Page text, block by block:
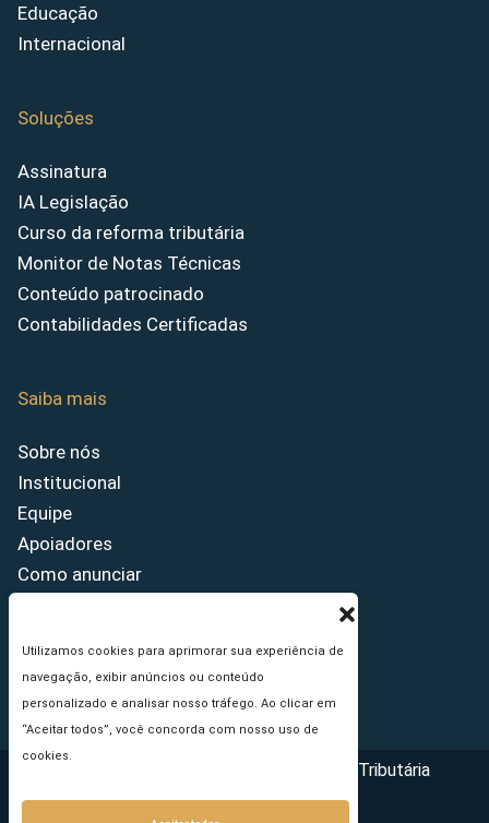
Utilizamos cookies para aprimorar sua experiência de
navegação, exibir anúncios ou conteúdo
personalizado e analisar nosso tráfego. Ao clicar em
“Aceitar todos”, você concorda com nosso uso de
cookies.
Educação
Internacional
Soluções
Assinatura
IA Legislação
Curso da reforma tributária
Monitor de Notas Técnicas
Conteúdo patrocinado
Contabilidades Certificadas
Saiba mais
Sobre nós
Institucional
Equipe
Apoiadores
Como anunciar
Princípios Editoriais
Copyright © 2026 - Portal da Reforma Tributária